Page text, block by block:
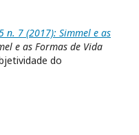
n. 7 (2017): Simmel e as
e as Formas de Vida
do